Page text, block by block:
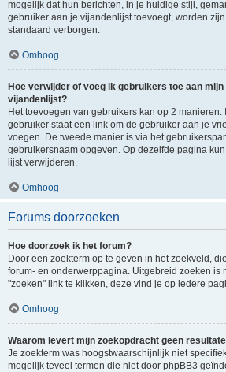
mogelijk dat hun berichten, in je huidige stijl,
gebruiker aan je vijandenlijst toevoegt, worden
standaard verborgen.
Omhoog
Hoe verwijder of voeg ik gebruikers toe aan
vijandenlijst?
Het toevoegen van gebruikers kan op 2 manieren.
gebruiker staat een link om de gebruiker aan je
voegen. De tweede manier is via het
gebruikersnaam opgeven. Op dezelfde pagina
lijst verwijderen.
Omhoog
Forums doorzoeken
Hoe doorzoek ik het forum?
Door een zoekterm op te geven in het zoekveld,
forum- en onderwerppagina. Uitgebreid zoeken is
"zoeken" link te klikken, deze vind je op iedere
Omhoog
Waarom levert mijn zoekopdracht geen
Je zoekterm was hoogstwaarschijnlijk niet
mogelijk teveel termen die niet door phpBB3